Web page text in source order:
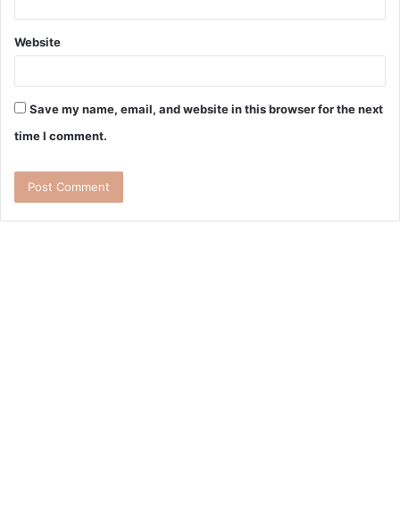
Website
Save my name, email, and website in this browser for the next
time I comment.